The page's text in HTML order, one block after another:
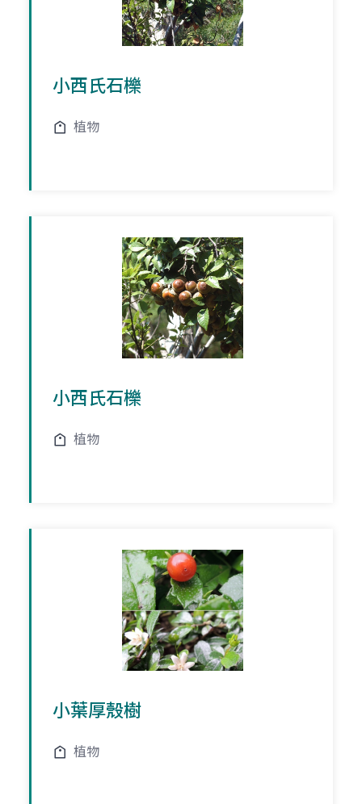
小西氏石櫟
植物
小西氏石櫟
植物
小葉厚殼樹
植物